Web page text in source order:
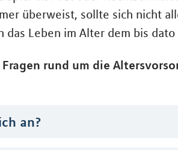
überweist, sollte sich nicht
das Leben im Alter dem bis
rund um die
an?